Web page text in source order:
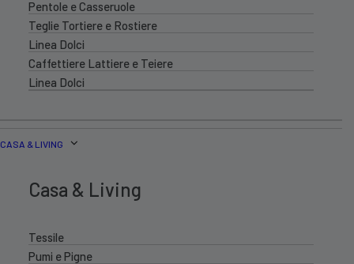
Pentole e Casseruole
Teglie Tortiere e Rostiere
Linea Dolci
Caffettiere Lattiere e Teiere
Linea Dolci
CASA & LIVING
Casa & Living
Tessile
Pumi e Pigne